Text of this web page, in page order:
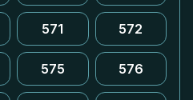
571 572
575 576